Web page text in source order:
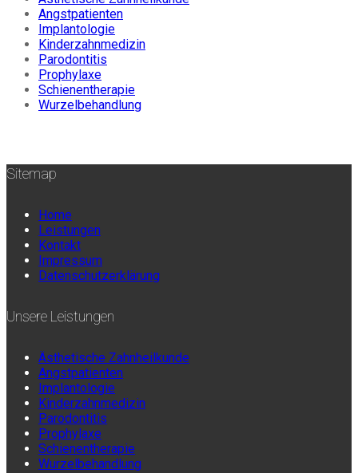
Angstpatienten
Implantologie
Kinderzahnmedizin
Parodontitis
Prophylaxe
Schienentherapie
Wurzelbehandlung
Sitemap
Home
Leistungen
Kontakt
Impressum
Datenschutzerklärung
Unsere Leistungen
Ästhetische Zahnheilkunde
Angstpatienten
Implantologie
Kinderzahnmedizin
Parodontitis
Prophylaxe
Schienentherapie
Wurzelbehandlung